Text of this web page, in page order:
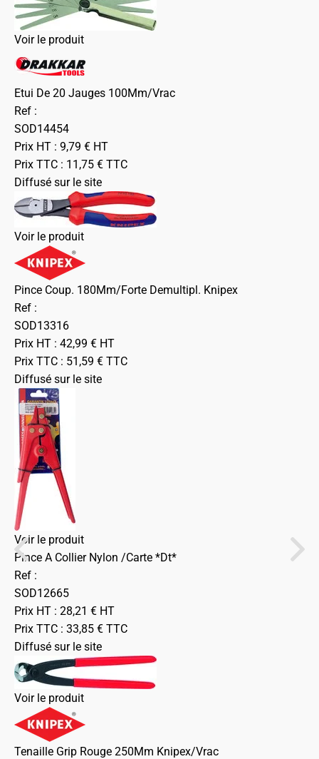
Voir le produit
Etui De 20 Jauges 100Mm/Vrac
Ref :
SOD14454
Prix HT : 9,79 € HT
Prix TTC : 11,75 € TTC
Diffusé sur le site
Voir le produit
Pince Coup. 180Mm/Forte Demultipl. Knipex
Ref :
SOD13316
Prix HT : 42,99 € HT
Prix TTC : 51,59 € TTC
Diffusé sur le site
Voir le produit
Pince A Collier Nylon /Carte *Dt*
Ref :
SOD12665
Prix HT : 28,21 € HT
Prix TTC : 33,85 € TTC
Diffusé sur le site
Voir le produit
Tenaille Grip Rouge 250Mm Knipex/Vrac